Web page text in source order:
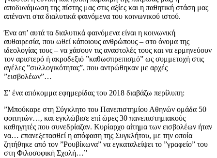
αποδυνάμωση της πίστης μας στις αξίες και η παθητική στάση μας
απέναντι στα διαλυτικά φαινόμενα του κοινωνικού ιστού.
Ένα απ’ αυτά τα διαλυτικά φαινόμενα είναι η κοινωνική
αυθαιρεσία, που ωθεί κάποιους ανθρώπους – στο όνομα της
ιδεολογίας τους – να χάσουν τις αναστολές τους και να ερμηνεύουν
τον αριστερό ή ακροδεξιό ”καθωσπρεπισμό” ως συμμετοχή στις
αγέλες ”συλλογικότητας”, που αντρώθηκαν με αρχές
”εισβολέων”…
Σ’ ένα απόκομμα εφημερίδας του 2018 διαβάζω περίλυπη:
”Μπούκαρε στη Σύγκλητο του Πανεπιστημίου Αθηνών ομάδα 50
φοιτητών…, και εγκλώβισε επί ώρες 30 πανεπιστημιακούς
καθηγητές που συνεδρίαζαν. Κυρίαρχο αίτημα των εισβολέων ήταν
να… επανεξετασθεί η απόφαση της Συγκλήτου, με την οποία
ζητήθηκε από τον ”Ρουβίκωνα” να εγκαταλείψει το ”γραφείο” του
στη Φιλοσοφική Σχολή…”